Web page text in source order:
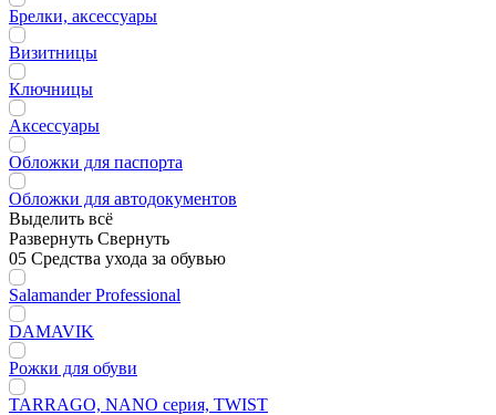
Брелки, аксессуары
Визитницы
Ключницы
Аксессуары
Обложки для паспорта
Обложки для автодокументов
Выделить всё
Развернуть Свернуть
05 Средства ухода за обувью
Salamander Professional
DAMAVIK
Рожки для обуви
TARRAGO, NANO серия, TWIST